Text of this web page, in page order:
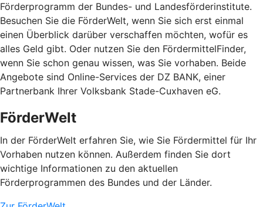
Förderprogramm der Bundes- und Landesförderinstitute.
Besuchen Sie die FörderWelt, wenn Sie sich erst einmal
einen Überblick darüber verschaffen möchten, wofür es
alles Geld gibt. Oder nutzen Sie den FördermittelFinder,
wenn Sie schon genau wissen, was Sie vorhaben. Beide
Angebote sind Online-Services der DZ BANK, einer
Partnerbank Ihrer Volksbank Stade-Cuxhaven eG.
FörderWelt
In der FörderWelt erfahren Sie, wie Sie Fördermittel für Ihr
Vorhaben nutzen können. Außerdem finden Sie dort
wichtige Informationen zu den aktuellen
Förderprogrammen des Bundes und der Länder.